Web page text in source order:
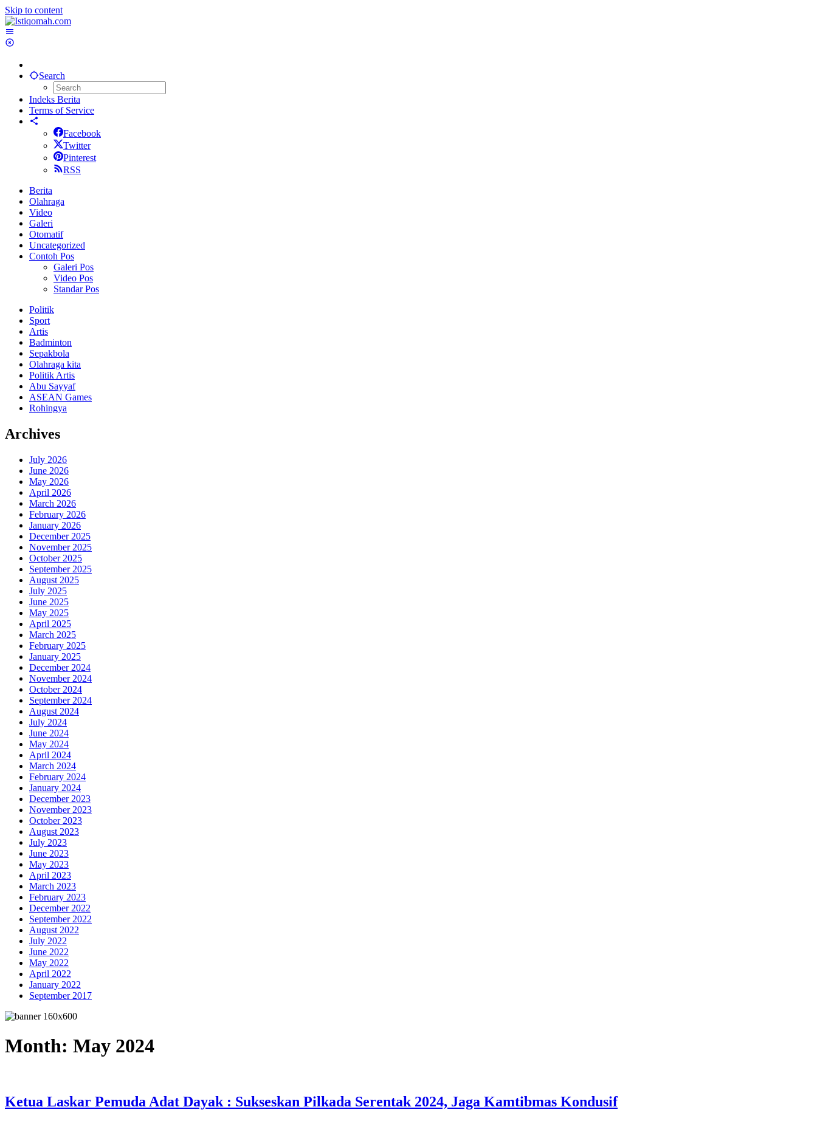
Skip to content
Search
Indeks Berita
Terms of Service
Facebook
Twitter
Pinterest
RSS
Berita
Olahraga
Video
Galeri
Otomatif
Uncategorized
Contoh Pos
Galeri Pos
Video Pos
Standar Pos
Politik
Sport
Artis
Badminton
Sepakbola
Olahraga kita
Politik Artis
Abu Sayyaf
ASEAN Games
Rohingya
Archives
July 2026
June 2026
May 2026
April 2026
March 2026
February 2026
January 2026
December 2025
November 2025
October 2025
September 2025
August 2025
July 2025
June 2025
May 2025
April 2025
March 2025
February 2025
January 2025
December 2024
November 2024
October 2024
September 2024
August 2024
July 2024
June 2024
May 2024
April 2024
March 2024
February 2024
January 2024
December 2023
November 2023
October 2023
August 2023
July 2023
June 2023
May 2023
April 2023
March 2023
February 2023
December 2022
September 2022
August 2022
July 2022
June 2022
May 2022
April 2022
January 2022
September 2017
Month: May 2024
Ketua Laskar Pemuda Adat Dayak : Sukseskan Pilkada Serentak 2024, Jaga Kamtibmas Kondusif